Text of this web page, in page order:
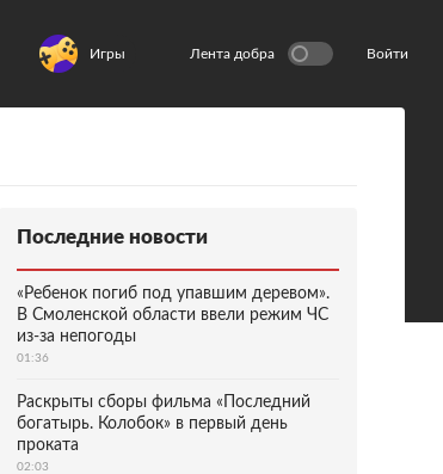
Игры Лента добра Войти
Последние новости
«Ребенок погиб под упавшим деревом».
В Смоленской области ввели режим ЧС
из-за непогоды
01:36
Раскрыты сборы фильма «Последний
богатырь. Колобок» в первый день
проката
02:03